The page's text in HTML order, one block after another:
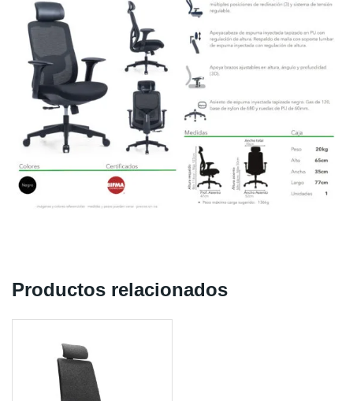
Productos relacionados